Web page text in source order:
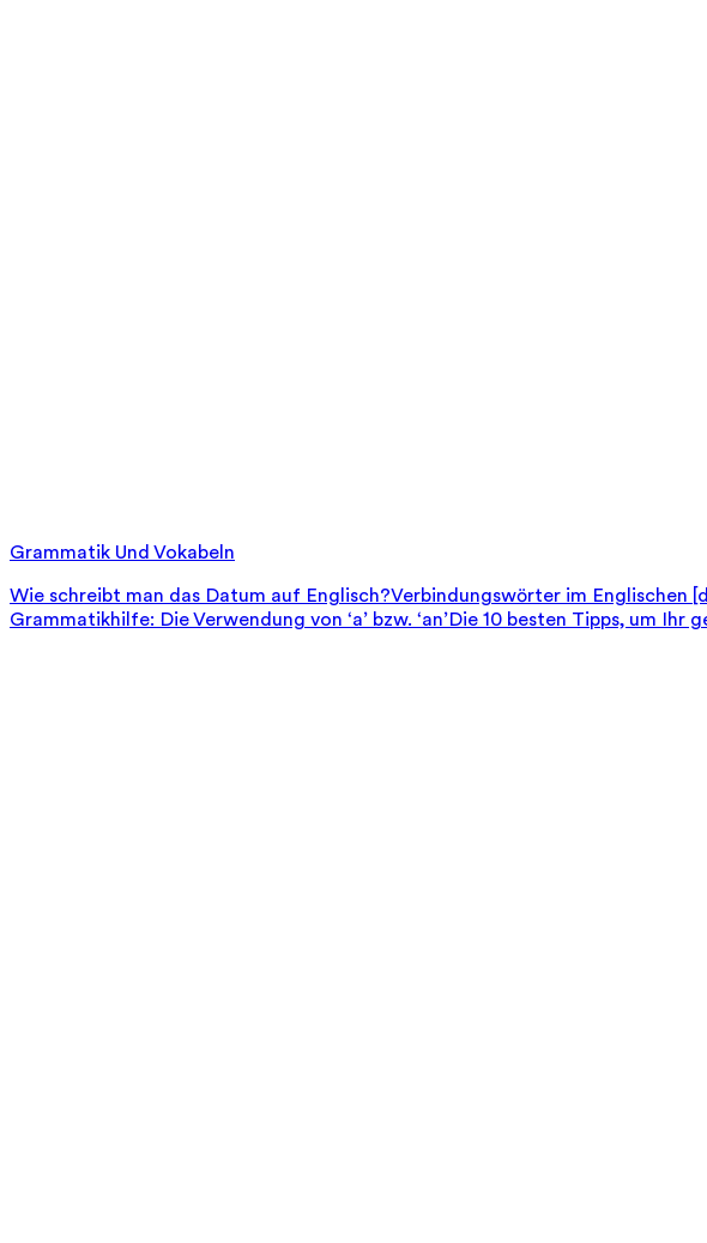
Grammatik Und Vokabeln
Wie schreibt man das Datum auf Englisch?Verbindungswörter im Englischen
Grammatikhilfe: Die Verwendung von ‘a’ bzw. ‘an’Die 10 besten Tipps, um Ihr